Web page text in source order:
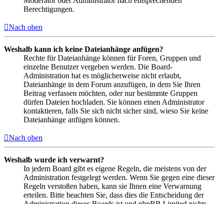
Berechtigungen.
Nach oben
Weshalb kann ich keine Dateianhänge anfügen?
Rechte für Dateianhänge können für Foren, Gruppen und
einzelne Benutzer vergeben werden. Die Board-
Administration hat es möglicherweise nicht erlaubt,
Dateianhänge in dem Forum anzufügen, in dem Sie Ihren
Beitrag verfassen möchten, oder nur bestimmte Gruppen
dürfen Dateien hochladen. Sie können einen Administrator
kontaktieren, falls Sie sich nicht sicher sind, wieso Sie keine
Dateianhänge anfügen können.
Nach oben
Weshalb wurde ich verwarnt?
In jedem Board gibt es eigene Regeln, die meistens von der
Administration festgelegt werden. Wenn Sie gegen eine dieser
Regeln verstoßen haben, kann sie Ihnen eine Verwarnung
erteilen. Bitte beachten Sie, dass dies die Entscheidung der